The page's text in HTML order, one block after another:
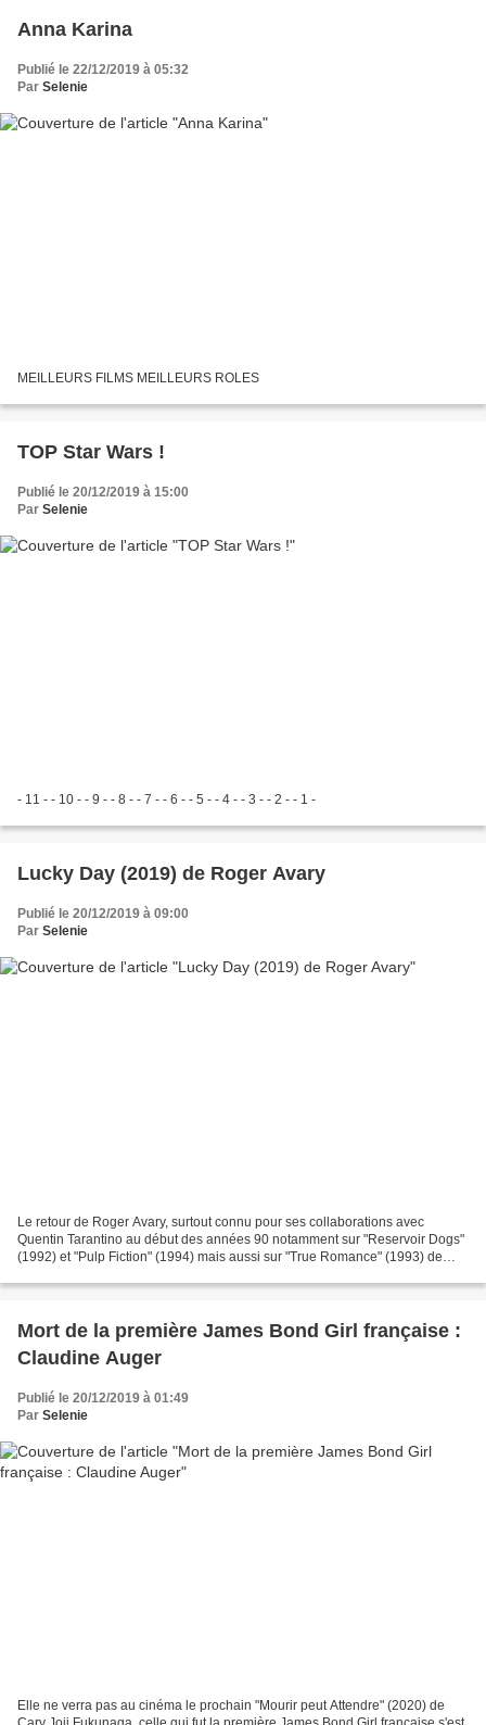
Anna Karina
Publié le 22/12/2019 à 05:32
Par Selenie
MEILLEURS FILMS MEILLEURS ROLES
TOP Star Wars !
Publié le 20/12/2019 à 15:00
Par Selenie
- 11 - - 10 - - 9 - - 8 - - 7 - - 6 - - 5 - - 4 - - 3 - - 2 - - 1 -
Lucky Day (2019) de Roger Avary
Publié le 20/12/2019 à 09:00
Par Selenie
Le retour de Roger Avary, surtout connu pour ses collaborations avec
Quentin Tarantino au début des années 90 notamment sur "Reservoir Dogs"
(1992) et "Pulp Fiction" (1994) mais aussi sur "True Romance" (1993) de
Mort de la première James Bond Girl française :
Claudine Auger
Publié le 20/12/2019 à 01:49
Par Selenie
Elle ne verra pas au cinéma le prochain "Mourir peut Attendre" (2020) de